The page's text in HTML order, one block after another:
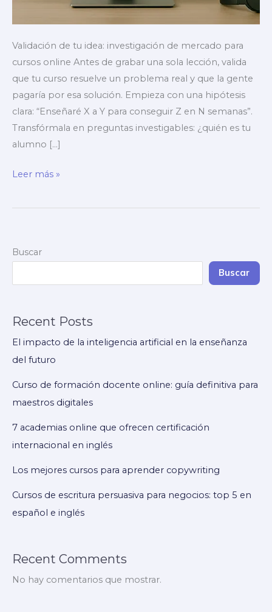
Validación de tu idea: investigación de mercado para
cursos online Antes de grabar una sola lección, valida
que tu curso resuelve un problema real y que la gente
pagaría por esa solución. Empieza con una hipótesis
clara: “Enseñaré X a Y para conseguir Z en N semanas”.
Transfórmala en preguntas investigables: ¿quién es tu
alumno […]
Cómo
un
paso
paso
Leer más »
Buscar
Buscar
Recent Posts
El impacto de la inteligencia artificial en la enseñanza
del futuro
Curso de formación docente online: guía definitiva para
maestros digitales
7 academias online que ofrecen certificación
internacional en inglés
Los mejores cursos para aprender copywriting
Cursos de escritura persuasiva para negocios: top 5 en
español e inglés
Recent Comments
No hay comentarios que mostrar.